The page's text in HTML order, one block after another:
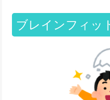
ブレインフィッ